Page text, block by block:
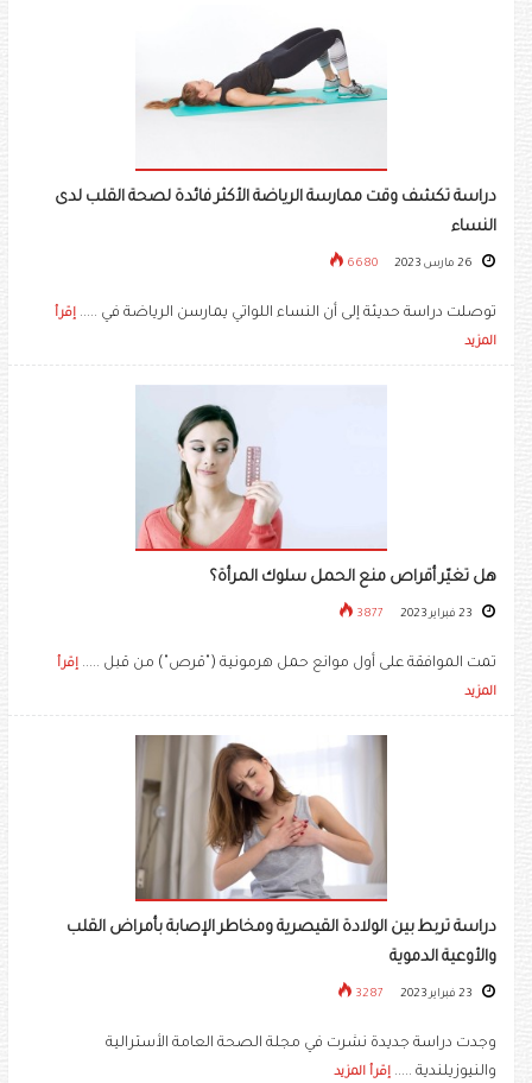
دراسة تكشف وقت ممارسة الرياضة الأكثر فائدة لصحة القلب لدى
النساء
6680
توصلت دراسة حديثة إلى أن النساء اللواتي يمارسن الرياضة في ..... إقرأ
المزيد
هل تغيّر أقراص منع الحمل سلوك المرأة؟
3877
تمت الموافقة على أول موانع حمل هرمونية ("قرص") من قبل ..... إقرأ
المزيد
دراسة تربط بين الولادة القيصرية ومخاطر الإصابة بأمراض القلب
والأوعية الدموية
3287
وجدت دراسة جديدة نشرت في مجلة الصحة العامة الأسترالية
والنيوزيلندية ..... إقرأ المزيد